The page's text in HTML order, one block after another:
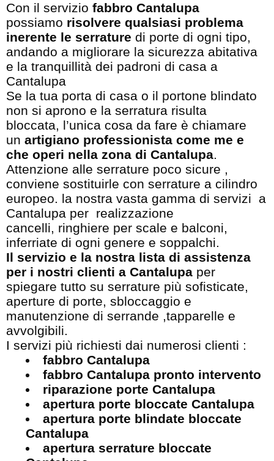
Con il servizio fabbro Cantalupa
possiamo risolvere qualsiasi problema
inerente le serrature di porte di ogni tipo,
andando a migliorare la sicurezza abitativa
e la tranquillità dei padroni di casa a
Cantalupa
Se la tua porta di casa o il portone blindato
non si aprono e la serratura risulta
bloccata, l’unica cosa da fare è chiamare
un artigiano professionista come me e
che operi nella zona di Cantalupa.
Attenzione alle serrature poco sicure ,
conviene sostituirle con serrature a cilindro
europeo. la nostra vasta gamma di servizi a
Cantalupa per realizzazione
cancelli, ringhiere per scale e balconi,
inferriate di ogni genere e soppalchi.
Il servizio e la nostra lista di assistenza
per i nostri clienti a Cantalupa per
spiegare tutto su serrature più sofisticate,
aperture di porte, sbloccaggio e
manutenzione di serrande ,tapparelle e
avvolgibili.
I servizi più richiesti dai numerosi clienti :
fabbro Cantalupa
fabbro Cantalupa pronto intervento
riparazione porte Cantalupa
apertura porte bloccate Cantalupa
apertura porte blindate bloccate
Cantalupa
apertura serrature bloccate